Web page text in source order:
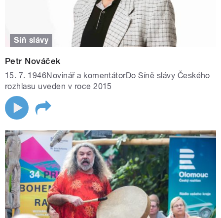
Síň slávy
Petr Nováček
15. 7. 1946Novinář a komentátorDo Síně slávy Českého
rozhlasu uveden v roce 2015